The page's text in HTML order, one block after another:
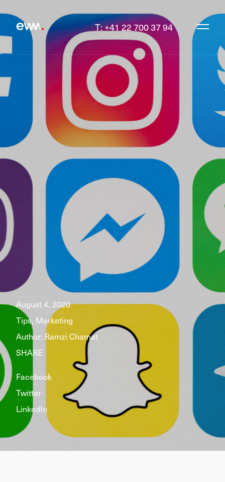
T: +41 22 700 37 94
August 4, 2020
Tips, Marketing
Author: Ramzi Chamat
SHARE
Facebook
Twitter
LinkedIn